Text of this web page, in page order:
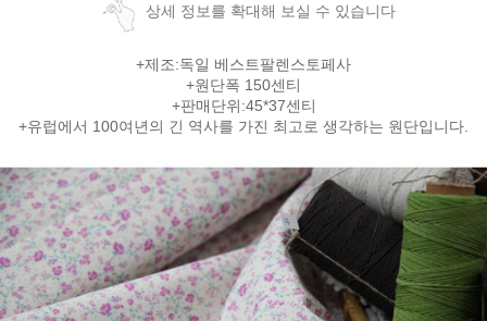
상세 정보를 확대해 보실 수 있습니다
+제조:독일 베스트팔렌스토페사
+원단폭 150센티
+판매단위:45*37센티
+유럽에서 100여년의 긴 역사를 가진 최고로 생각하는 원단입니다.